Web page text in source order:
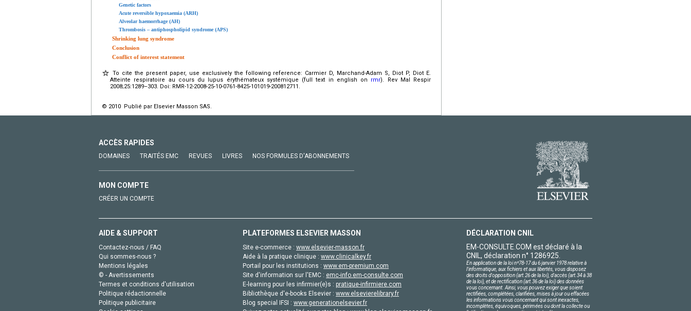
Genetic factors
Acute reversible hypoxaemia (ARH)
Alveolar haemorrhage (AH)
Thrombosis – antiphospholipid syndrome (APS)
Shrinking lung syndrome
Conclusion
Conflict of interest statement
To cite the present paper, use exclusively the following reference: Carmier D, Marchand-Adam S, Diot P, Diot E.
Atteinte respiratoire au cours du lupus érythémateux systémique (full text in english on rmr). Rev Mal Respir
2008;25:1289–303. Doi: RMR-12-2008-25-10-0761-8425-101019-200812711.
© 2010 Publié par Elsevier Masson SAS.
ACCÈS RAPIDES
DOMAINES TRAITÉS EMC REVUES LIVRES NOS FORMULES D'ABONNEMENTS
MON COMPTE
CRÉER UN COMPTE
AIDE & SUPPORT
Contactez-nous / FAQ
Qui sommes-nous ?
Mentions légales
© - Avertissements
Termes et conditions d'utilisation
Politique rédactionnelle
Politique publicitaire
PLATEFORMES ELSEVIER MASSON
Site e-commerce : www.elsevier-masson.fr
Aide à la pratique clinique : www.clinicalkey.fr
Portail pour les institutions : www.em-premium.com
Site d'information sur l'EMC : emc-info.em-consulte.com
E-learning pour les infirmier(e)s : pratique-infirmiere.com
Bibliothèque d'e-books Elsevier : www.elsevierelibrary.fr
Blog special IFSI : www.generationelsevier.fr
DÉCLARATION CNIL
EM-CONSULTE.COM est déclaré à la
CNIL, déclaration n° 1286925.
En application de la loi nº78-17 du 6 janvier 1978 relative à
l'informatique, aux fichiers et aux libertés, vous disposez
des droits d'opposition (art.26 de la loi), d'accès (art.34 à 38
de la loi), et de rectification (art.36 de la loi) des données
vous concernant. Ainsi, vous pouvez exiger que soient
rectifiées, complétées, clarifiées, mises à jour ou effacées
les informations vous concernant qui sont inexactes,
incomplètes, équivoques, périmées ou dont la collecte ou